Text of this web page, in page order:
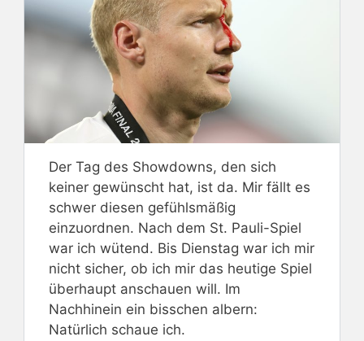
Der Tag des Showdowns, den sich
keiner gewünscht hat, ist da. Mir fällt es
schwer diesen gefühlsmäßig
einzuordnen. Nach dem St. Pauli-Spiel
war ich wütend. Bis Dienstag war ich mir
nicht sicher, ob ich mir das heutige Spiel
überhaupt anschauen will. Im
Nachhinein ein bisschen albern:
Natürlich schaue ich.